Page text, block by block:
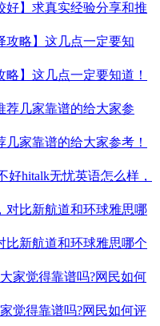
好】求真实经验分享和推
】这几点一定要知道！
几家靠谱的给大家参考！
hitalk无忧英语怎么样，
比新航道和环球雅思哪个
觉得靠谱吗?网民如何评